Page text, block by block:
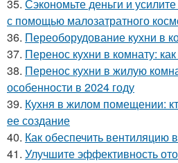
35. Сэкономьте деньги и
с помощью малозатратного
36. Переоборудование кухни в
37. Перенос кухни в комнату:
38. Перенос кухни в жилую
особенности в 2024 году
39. Кухня в жилом помещении:
ее создание
40. Как обеспечить вентиляцию
41. Улучшите эффективность